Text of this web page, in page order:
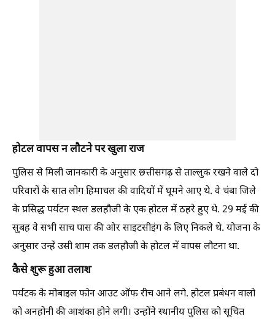
होटल वापस न लौटने पर खुला राज
पुलिस से मिली जानकारी के अनुसार छत्तीसगढ़ से ताल्लुक रखने वाले दो
परिवारों के सात लोग हिमाचल की वादियों में घूमने आए थे. वे चंबा जिले
के प्रसिद्ध पर्यटन स्थल डलहौजी के एक होटल में ठहरे हुए थे. 29 मई की
सुबह वे सभी साच पास की ओर साइटसीइंग के लिए निकले थे. योजना के
अनुसार उन्हें उसी शाम तक डलहौजी के होटल में वापस लौटना था.
कैसे शुरू हुआ तलाश
पर्यटक के मोबाइल फोन आउट ऑफ रीच आने लगे. होटल प्रबंधन वालो
को अनहोनी की आशंका होने लगी। उन्होंने स्थानीय पुलिस को सूचित